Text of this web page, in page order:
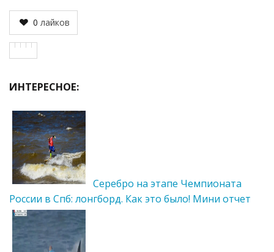
0 лайков
ИНТЕРЕСНОЕ:
Серебро на этапе Чемпионата
России в Спб: лонгборд. Как это было! Мини отчет